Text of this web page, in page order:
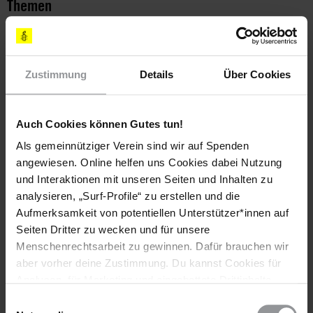
Zustimmung Details Über Cookies
Auch Cookies können Gutes tun!
Als gemeinnütziger Verein sind wir auf Spenden
angewiesen. Online helfen uns Cookies dabei Nutzung
und Interaktionen mit unseren Seiten und Inhalten zu
analysieren, „Surf-Profile“ zu erstellen und die
Aufmerksamkeit von potentiellen Unterstützer*innen auf
Seiten Dritter zu wecken und für unsere
Menschenrechtsarbeit zu gewinnen. Dafür brauchen wir
aber vorher deine Zustimmung. Du kannst Cookies für
Themen
Bewaffnete Konflikte
Teile diesen Beitrag
Bleib informiert
Header
Abonniere den Amnesty-Newsletter und mach dich